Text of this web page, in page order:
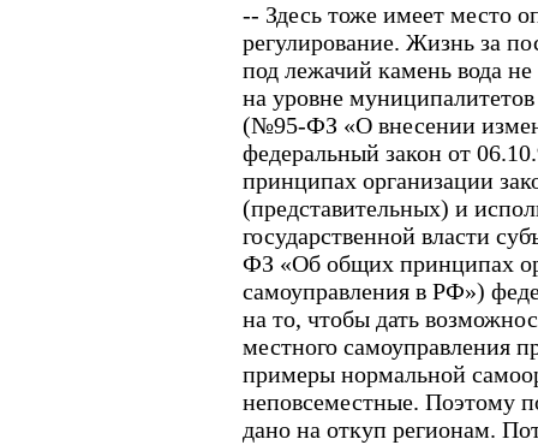
-- Здесь тоже имеет место
регулирование. Жизнь за
под лежачий камень вода не
на уровне
(№95-ФЗ «О внесении
федеральный закон от
принципах организации
(представительных) и
государственной власти
ФЗ «Об общих принципах
самоуправления в РФ»)
на то, чтобы дать
местного самоуправления
примеры нормальной
неповсеместные. Поэтому
дано на откуп регионам.